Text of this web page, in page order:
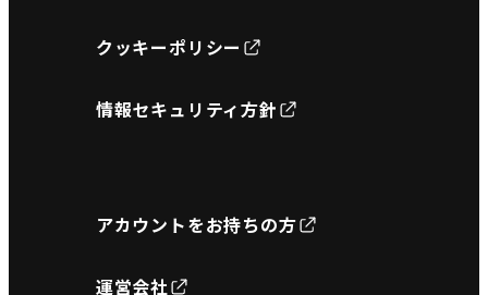
クッキーポリシー
情報セキュリティ方針
アカウントをお持ちの方
運営会社